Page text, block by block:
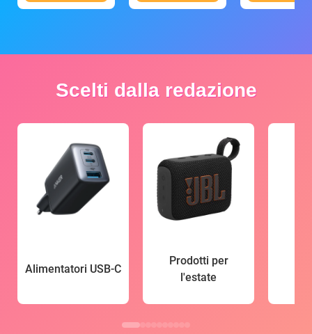
Scelti dalla redazione
Alimentatori USB-C
Prodotti per
l'estate